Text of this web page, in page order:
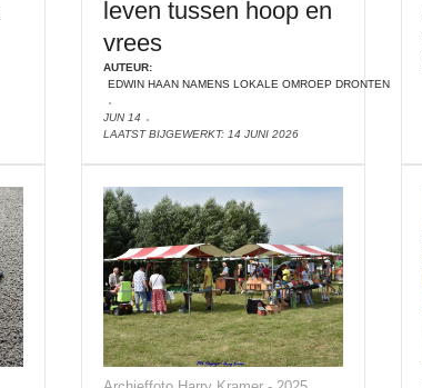
leven tussen hoop en
vrees
AUTEUR:
EDWIN HAAN NAMENS LOKALE OMROEP DRONTEN
JUN 14
LAATST BIJGEWERKT: 14 JUNI 2026